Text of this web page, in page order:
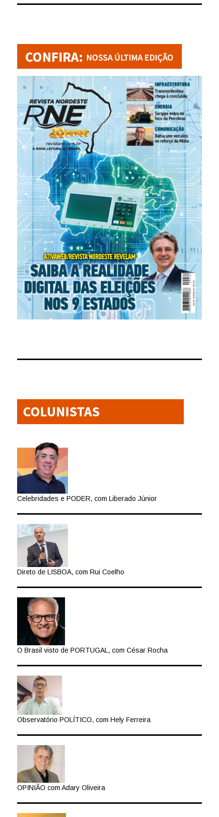
Celebridades e PODER, com Liberado Júnior
Direto de LISBOA, com Rui Coelho
O Brasil visto de PORTUGAL, com César Rocha
Observatório POLÍTICO, com Hely Ferreira
OPINIÃO com Adary Oliveira